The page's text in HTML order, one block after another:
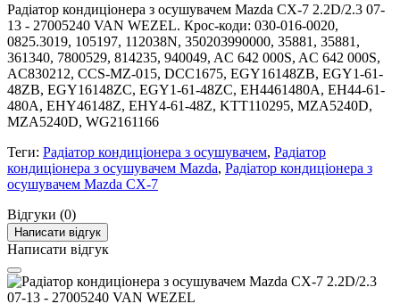
Радіатор кондиціонера з осушувачем Mazda CX-7 2.2D/2.3 07-
13 - 27005240 VAN WEZEL. Крос-коди: 030-016-0020,
0825.3019, 105197, 112038N, 350203990000, 35881, 35881,
361340, 7800529, 814235, 940049, AC 642 000S, AC 642 000S,
AC830212, CCS-MZ-015, DCC1675, EGY16148ZB, EGY1-61-
48ZB, EGY16148ZC, EGY1-61-48ZC, EH4461480A, EH44-61-
480A, EHY46148Z, EHY4-61-48Z, KTT110295, MZA5240D,
MZA5240D, WG2161166
Теги: Радіатор кондиціонера з осушувачем, Радіатор
кондиціонера з осушувачем Mazda, Радіатор кондиціонера з
осушувачем Mazda CX-7
Відгуки (0)
Написати відгук
Написати відгук